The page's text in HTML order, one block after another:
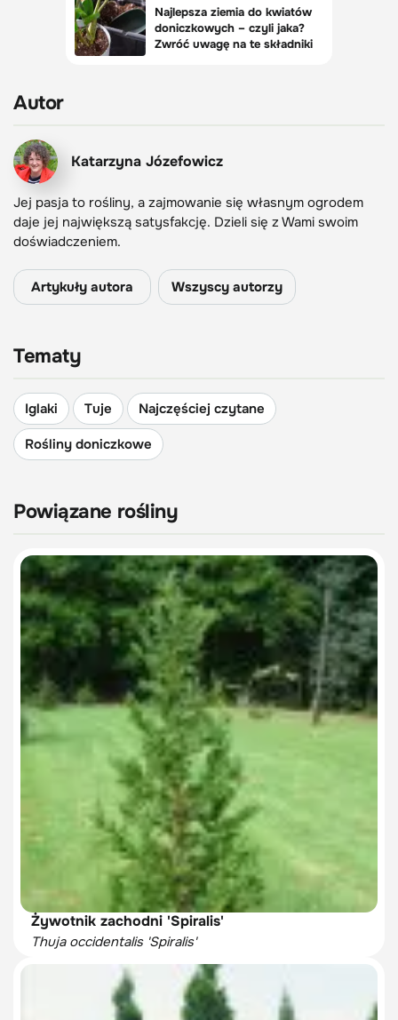
Autor
Katarzyna Józefowicz
Jej pasja to rośliny, a zajmowanie się własnym ogrodem
daje jej największą satysfakcję. Dzieli się z Wami swoim
doświadczeniem.
Artykuły autora Wszyscy autorzy
Tematy
Iglaki Tuje
Najczęściej czytane
Rośliny doniczkowe
Powiązane rośliny
Żywotnik zachodni 'Spiralis'
Thuja occidentalis 'Spiralis'